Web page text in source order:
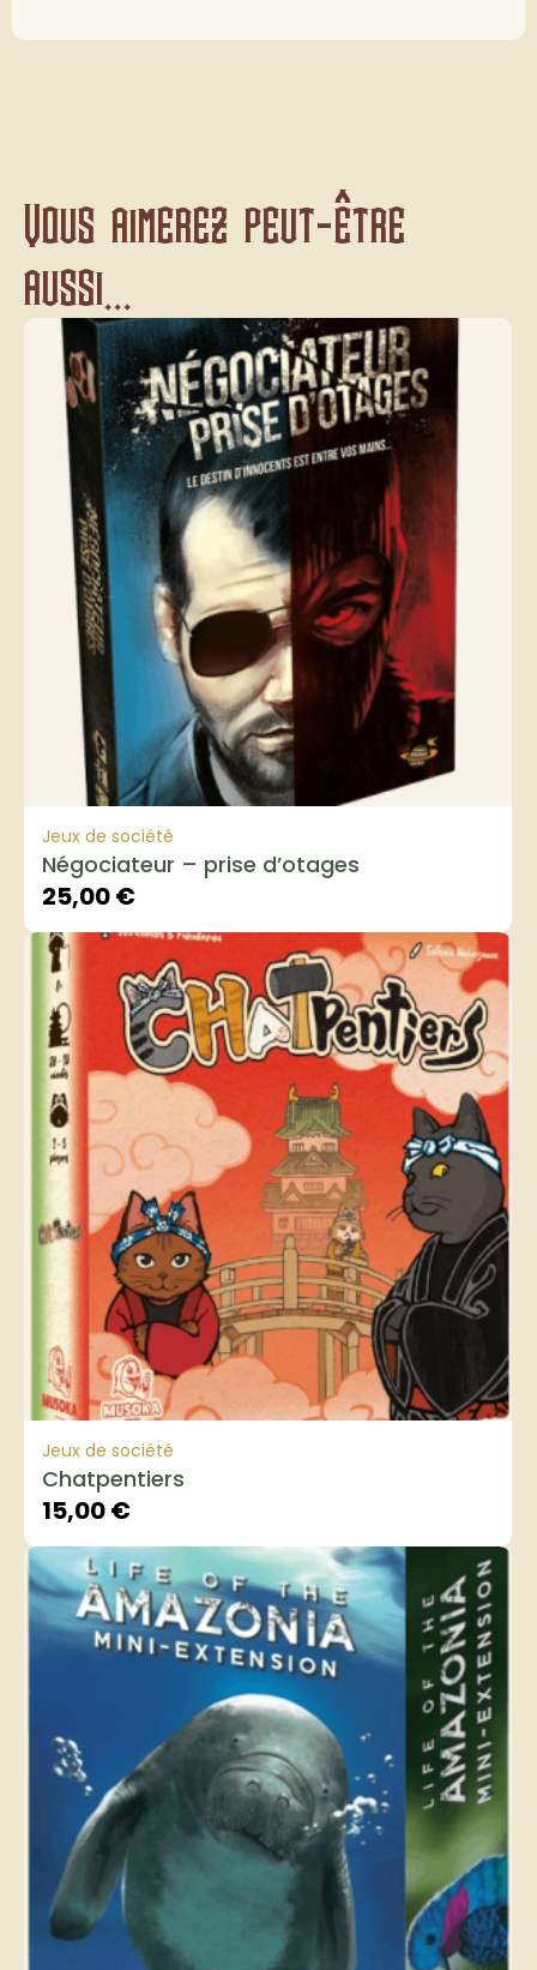
Vous aimerez peut-être
aussi...
Jeux de société
Négociateur – prise d’otages
25,00€
Jeux de société
Chatpentiers
15,00€